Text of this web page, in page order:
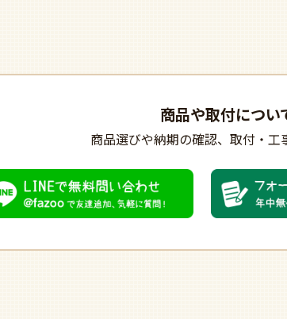
商品や取付につい
商品選びや納期の確認、 取付・工